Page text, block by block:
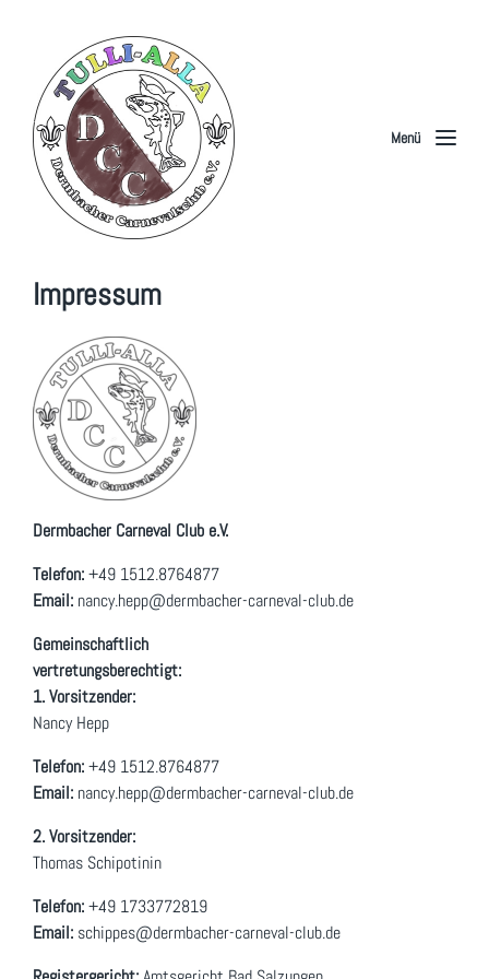
Menü
Impressum
Dermbacher Carneval Club e.V.
Telefon:+49 1512.8764877
Email: nancy.hepp@dermbacher-carneval-club.de
Gemeinschaftlich
vertretungsberechtigt:
1. Vorsitzender:
Nancy Hepp
Telefon:+49 1512.8764877
Email: nancy.hepp@dermbacher-carneval-club.de
2. Vorsitzender:
Thomas Schipotinin
Telefon:+49 1733772819
Email: schippes@dermbacher-carneval-club.de